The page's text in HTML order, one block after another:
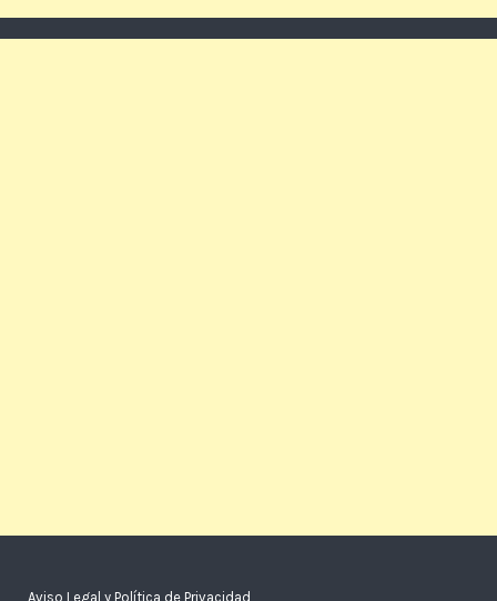
Aviso Legal y Política de Privacidad